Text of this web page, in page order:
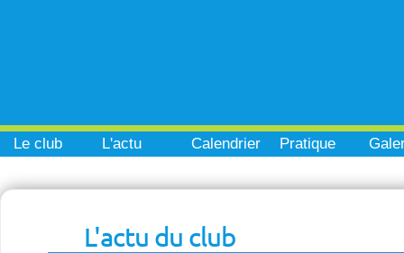
Le club L'actu Calendrier Pratique
L'actu du club